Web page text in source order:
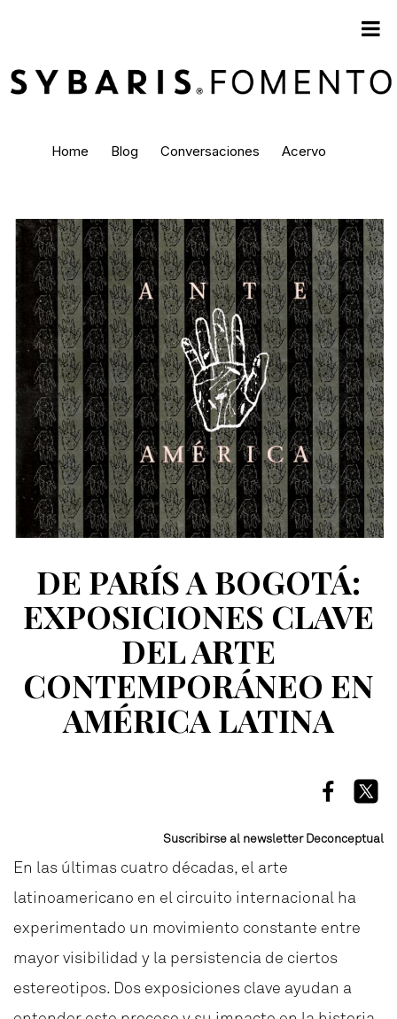
Home Blog Conversaciones Acervo
DE PARÍS A BOGOTÁ:
EXPOSICIONES CLAVE
DEL ARTE
CONTEMPORÁNEO EN
AMÉRICA LATINA
Suscribirse al newsletter Deconceptual
En las últimas cuatro décadas, el arte
latinoamericano en el circuito internacional ha
experimentado un movimiento constante entre
mayor visibilidad y la persistencia de ciertos
estereotipos. Dos exposiciones clave ayudan a